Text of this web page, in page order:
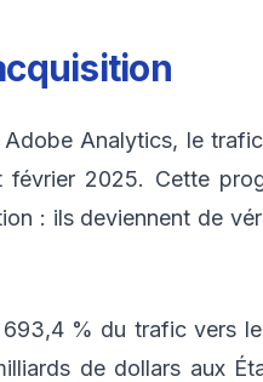
Analytics, le
2025. Cette
: ils deviennent de
% du trafic vers
de dollars aux